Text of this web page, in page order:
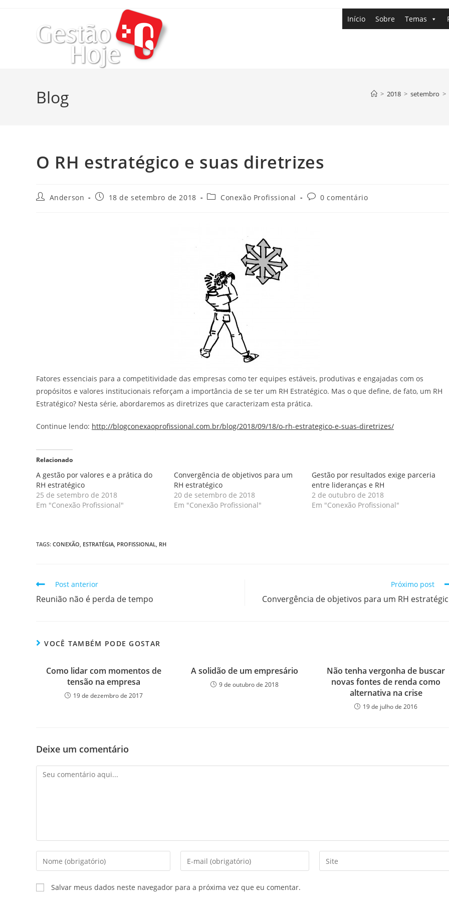
Início Sobre Temas
Blog > 2018 > setembro >
O RH estratégico e suas diretrizes
Anderson 18 de setembro de 2018 Conexão Profissional 0 comentário
Fatores essenciais para a competitividade das empresas como ter equipes estáveis, produtivas e engajadas com os
propósitos e valores institucionais reforçam a importância de se ter um RH Estratégico. Mas o que define, de fato, um RH
Estratégico? Nesta série, abordaremos as diretrizes que caracterizam esta prática.
Continue lendo: http://blogconexaoprofissional.com.br/blog/2018/09/18/o-rh-estrategico-e-suas-diretrizes/
Relacionado
A gestão por valores e a prática do
RH estratégico
25 de setembro de 2018
Em "Conexão Profissional"
Convergência de objetivos para um
RH estratégico
20 de setembro de 2018
Em "Conexão Profissional"
Gestão por resultados exige parceria
entre lideranças e RH
2 de outubro de 2018
Em "Conexão Profissional"
TAGS: CONEXÃO, ESTRATÉGIA, PROFISSIONAL, RH
Post anterior
Reunião não é perda de tempo
Próximo post
Convergência de objetivos para um RH
VOCÊ TAMBÉM PODE GOSTAR
Como lidar com momentos de
tensão na empresa
19 de dezembro de 2017
A solidão de um empresário
9 de outubro de 2018
Não tenha vergonha de buscar
novas fontes de renda como
alternativa na crise
19 de julho de 2016
Deixe um comentário
Salvar meus dados neste navegador para a próxima vez que eu comentar.